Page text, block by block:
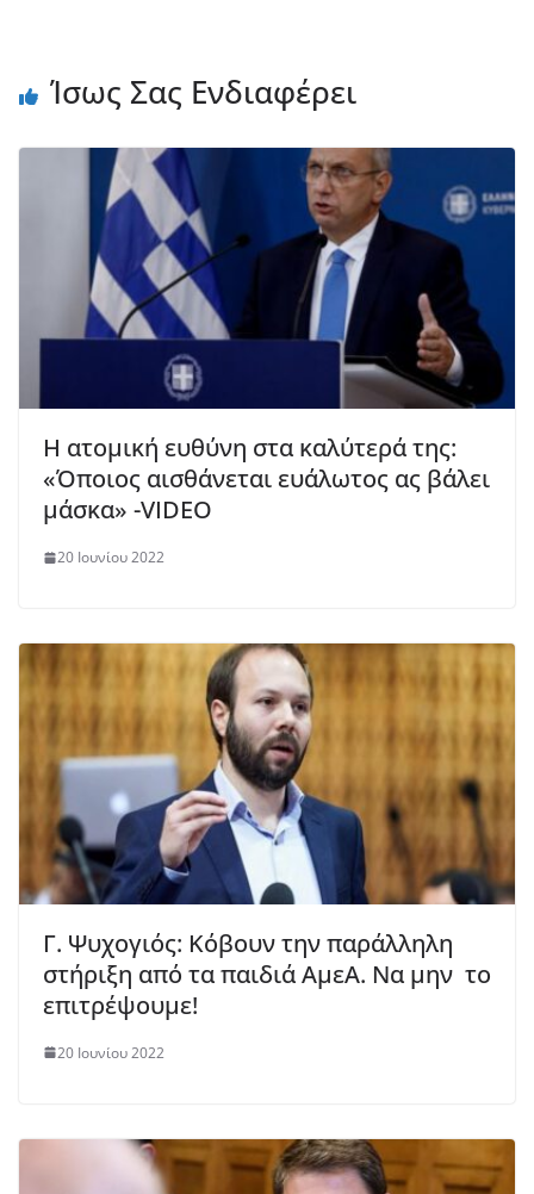
Ίσως Σας Ενδιαφέρει
Η ατομική ευθύνη στα καλύτερά της:
«Όποιος αισθάνεται ευάλωτος ας βάλει
μάσκα» -VIDEO
20 Ιουνίου 2022
Γ. Ψυχογιός: Κόβουν την παράλληλη
στήριξη από τα παιδιά ΑμεΑ. Να μην το
επιτρέψουμε!
20 Ιουνίου 2022